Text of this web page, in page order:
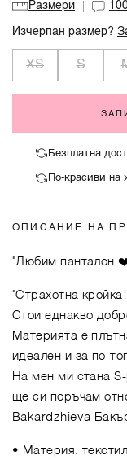
Размери
Изчерпан размер?
XS S
Безплатна
По-красиви на
ОПИСАНИЕ НА
"Любим панталон
"Страхотна
Стои еднакво
Материята е
идеален и за по-
На мен ми стана
ще си поръчам
Bakardzhieva
• Материя: